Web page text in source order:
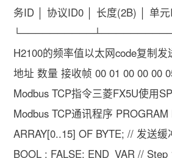
务ID │ 协议ID0 │ 长度(2B) │ 单
H2100的频率值以太网code复制
地址 数量 接收帧 00 01 00 00 00
Modbus TCP指令三菱FX5U使用
Modbus TCP通讯程序
ARRAY[0..15] OF BYTE; // 发送
BOOL : FALSE; END_VAR //